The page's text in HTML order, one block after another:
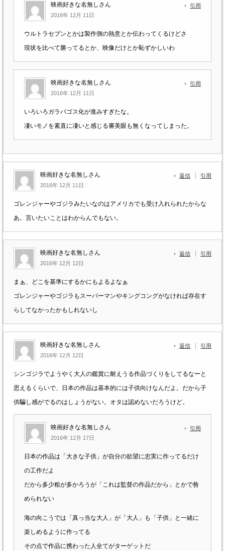
映画好きな名無しさん
2016年 12月 11日
引用
ウルトラセブンとかは製作側の熱意とか伝わってくるけどさ
現状を比べて勝ってるとか、映像だけとか恥ずかしいわ
映画好きな名無しさん
2016年 12月 11日
引用
いろいろガラパゴス化が進みすぎたな。
凄いモノを素直に凄いと感じる審美眼も無くなってしまった。
映画好きな名無しさん
2016年 12月 11日
返信 引用
ゴレンジャーやゴジラみたいなのはアメリカでも受け入れられたからな
あ。言いたいことはわからんでもない。
映画好きな名無しさん
2016年 12月 12日
返信 引用
まぁ、どこを基準にするかにもよるよなぁ
ゴレンジャーやゴジラもスーパーマンやキングコングがなければ存在す
らしてなかったかもしれないし
映画好きな名無しさん
2016年 12月 12日
返信 引用
シンゴジラでようやく大人の鑑賞に耐えうる作品づくりをしてるなーと
思えるくらいで、日本の作品は基本的には子供向けなんだよ。だから子
供騙し感がでるのはしょうがない。オタは認めないだろうけど。
映画好きな名無しさん
2016年 12月 17日
引用
日本の作品は「大きな子供」が自分の欲望に忠実に作ってるだけ
の工作だよ
だから多少粗が多かろうが「これは監督の作品だから」とかで咎
められない
海の向こうでは「真っ当な大人」が「大人」も「子供」と一緒に
楽しめるように作ってる
その点で作品に携わった人全てがターゲットだ